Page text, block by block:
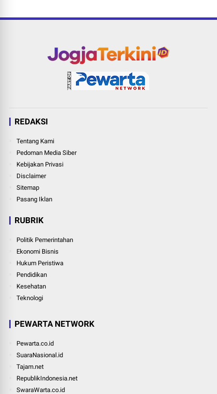
REDAKSI
Tentang Kami
Pedoman Media Siber
Kebijakan Privasi
Disclaimer
Sitemap
Pasang Iklan
RUBRIK
Politik Pemerintahan
Ekonomi Bisnis
Hukum Peristiwa
Pendidikan
Kesehatan
Teknologi
PEWARTA NETWORK
Pewarta.co.id
SuaraNasional.id
Tajam.net
RepublikIndonesia.net
SwaraWarta.co.id